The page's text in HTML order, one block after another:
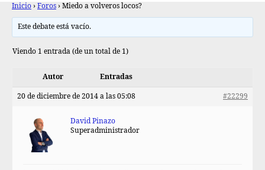
Inicio › Foros › Miedo a volveros locos?
Este debate está vacío.
Viendo 1 entrada (de un total de 1)
Autor Entradas
20 de diciembre de 2014 a las 05:08 #22299
David Pinazo
Superadministrador